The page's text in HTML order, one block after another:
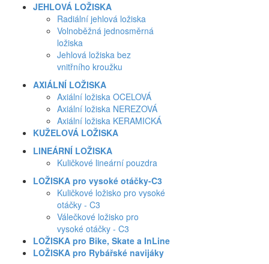
JEHLOVÁ LOŽISKA
Radiální jehlová ložiska
Volnoběžná jednosměrná
ložiska
Jehlová ložiska bez
vnitřního kroužku
AXIÁLNÍ LOŽISKA
Axiální ložiska OCELOVÁ
Axiální ložiska NEREZOVÁ
Axiální ložiska KERAMICKÁ
KUŽELOVÁ LOŽISKA
LINEÁRNÍ LOŽISKA
Kuličkové lineární pouzdra
LOŽISKA pro vysoké otáčky-C3
Kuličkové ložisko pro vysoké
otáčky - C3
Válečkové ložisko pro
vysoké otáčky - C3
LOŽISKA pro Bike, Skate a InLine
LOŽISKA pro Rybářské navijáky